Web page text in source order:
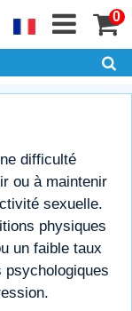
0
difficulté
ou à maintenir
sexuelle.
physiques
un faible taux
psychologiques